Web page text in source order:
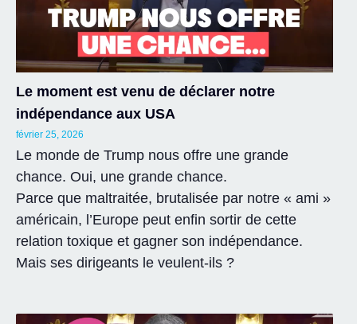
Le moment est venu de déclarer notre
indépendance aux USA
février 25, 2026
Le monde de Trump nous offre une grande
chance. Oui, une grande chance.
Parce que maltraitée, brutalisée par notre « ami »
américain, l’Europe peut enfin sortir de cette
relation toxique et gagner son indépendance.
Mais ses dirigeants le veulent-ils ?